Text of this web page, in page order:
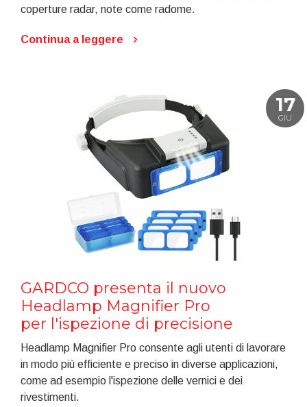
coperture radar, note come radome.
Continua a leggere
17
GIU
GARDCO presenta il nuovo
Headlamp Magnifier Pro
per l'ispezione di precisione
Headlamp Magnifier Pro consente agli utenti di lavorare
in modo più efficiente e preciso in diverse applicazioni,
come ad esempio l'ispezione delle vernici e dei
rivestimenti.